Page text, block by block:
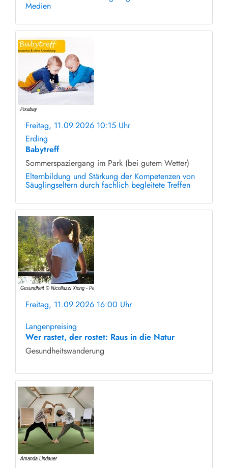
Medien
Freitag, 11.09.2026 10:15 Uhr
Erding
Babytreff
Sommerspaziergang im Park (bei gutem Wetter)
Elternbildung und Stärkung der Kompetenzen von
Säuglingseltern durch fachlich begleitete Treffen
Freitag, 11.09.2026 16:00 Uhr
Langenpreising
Wer rastet, der rostet: Raus in die Natur
Gesundheitswanderung